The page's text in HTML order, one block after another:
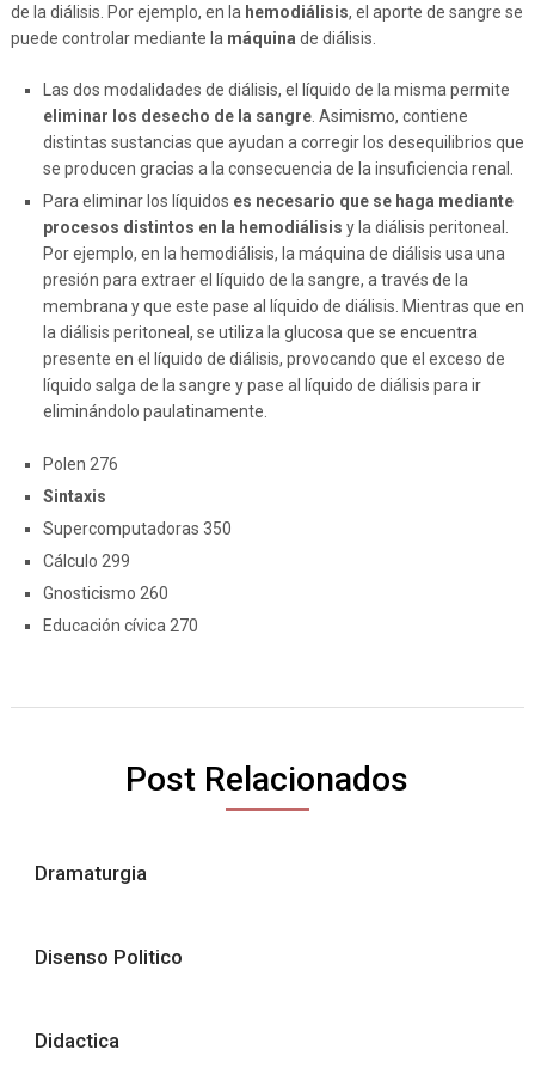
de la diálisis. Por ejemplo, en la hemodiálisis, el aporte de sangre se
puede controlar mediante la máquina de diálisis.
Las dos modalidades de diálisis, el líquido de la misma permite
eliminar los desecho de la sangre. Asimismo, contiene
distintas sustancias que ayudan a corregir los desequilibrios que
se producen gracias a la consecuencia de la insuficiencia renal.
Para eliminar los líquidos es necesario que se haga mediante
procesos distintos en la hemodiálisis y la diálisis peritoneal.
Por ejemplo, en la hemodiálisis, la máquina de diálisis usa una
presión para extraer el líquido de la sangre, a través de la
membrana y que este pase al líquido de diálisis. Mientras que en
la diálisis peritoneal, se utiliza la glucosa que se encuentra
presente en el líquido de diálisis, provocando que el exceso de
líquido salga de la sangre y pase al líquido de diálisis para ir
eliminándolo paulatinamente.
Polen 276
Sintaxis
Supercomputadoras 350
Cálculo 299
Gnosticismo 260
Educación cívica 270
Post Relacionados
Dramaturgia
Disenso Politico
Didactica